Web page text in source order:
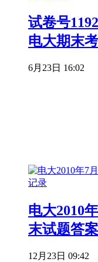
试卷号
电大期末
6月23日 16:02
电大2010
末试题答案
12月23日 09:42